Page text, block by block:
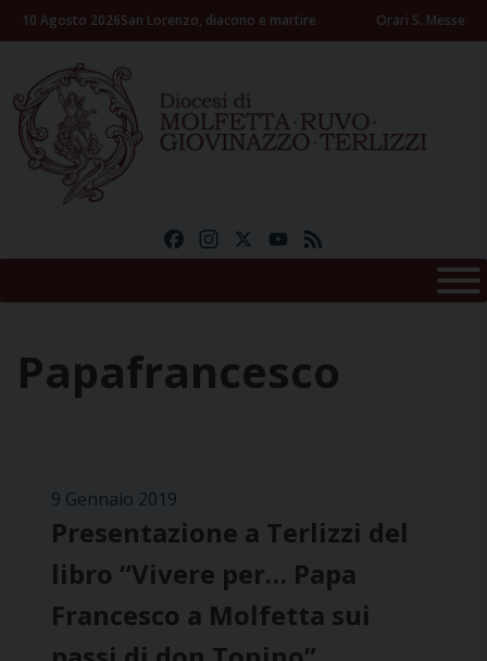
Skip10 Agosto 2026San Lorenzo, diacono e martire Orari S. Messe
FacebookInstagramYouTube
Papafrancesco
9 Gennaio 2019
Presentazione a Terlizzi del
libro “Vivere per… Papa
Francesco a Molfetta sui